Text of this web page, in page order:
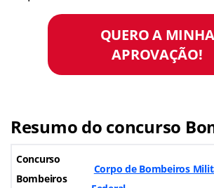
QUERO A MINHA
APROVAÇÃO!
Resumo do concurso
Concurso
Bombeiros
Corpo de Bombeiros